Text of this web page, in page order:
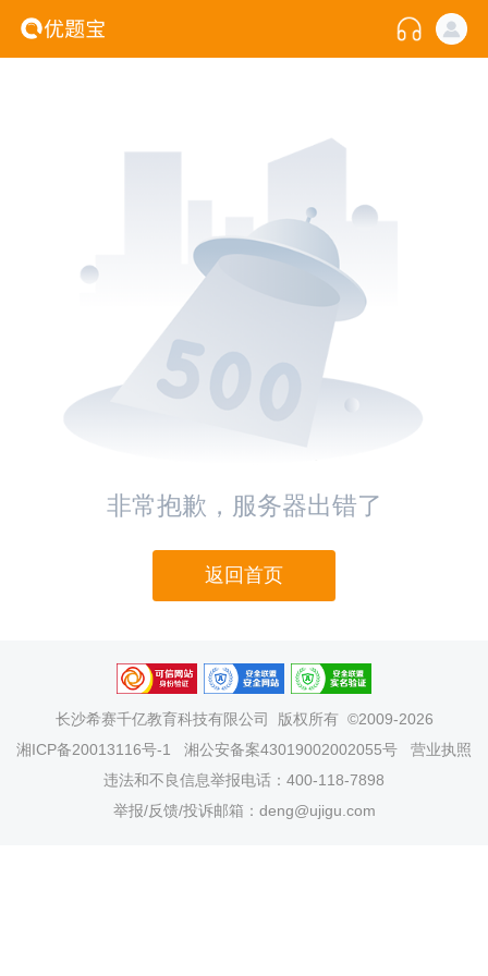
非常抱歉，服务器出错了
返回首页
长沙希赛千亿教育科技有限公司
版权所有 ©2009-2026
湘ICP备20013116号-1
湘公安备案43019002002055号
营业执照
违法和不良信息举报电话：400-118-7898
举报/反馈/投诉邮箱：deng@ujigu.com